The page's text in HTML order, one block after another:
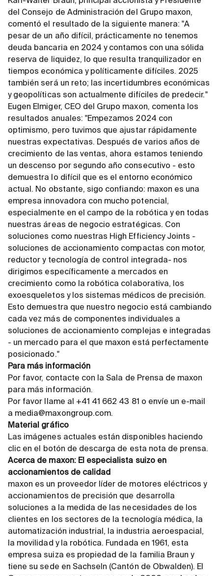
del Consejo de Administración del Grupo maxon,
comentó el resultado de la siguiente manera: "A
pesar de un año difícil, prácticamente no tenemos
deuda bancaria en 2024 y contamos con una sólida
reserva de liquidez, lo que resulta tranquilizador en
tiempos económica y políticamente difíciles. 2025
también será un reto; las incertidumbres económicas
y geopolíticas son actualmente difíciles de predecir."
Eugen Elmiger, CEO del Grupo maxon, comenta los
resultados anuales: "Empezamos 2024 con
optimismo, pero tuvimos que ajustar rápidamente
nuestras expectativas. Después de varios años de
crecimiento de las ventas, ahora estamos teniendo
un descenso por segundo año consecutivo - esto
demuestra lo difícil que es el entorno económico
actual. No obstante, sigo confiando: maxon es una
empresa innovadora con mucho potencial,
especialmente en el campo de la robótica y en todas
nuestras áreas de negocio estratégicas. Con
soluciones como nuestras High Efficiency Joints -
soluciones de accionamiento compactas con motor,
reductor y tecnología de control integrada- nos
dirigimos específicamente a mercados en
crecimiento como la robótica colaborativa, los
exoesqueletos y los sistemas médicos de precisión.
Esto demuestra que nuestro negocio está cambiando
cada vez más de componentes individuales a
soluciones de accionamiento complejas e integradas
- un mercado para el que maxon está perfectamente
posicionado."
Para más información
Por favor, contacte con la Sala de Prensa de maxon
para más información.
Por favor llame al +41 41 662 43 81 o envíe un e-mail
a media@maxongroup.com.
Material gráfico
Las imágenes actuales están disponibles haciendo
clic en el botón de descarga de esta nota de prensa.
Acerca de maxon: El especialista suizo en
accionamientos de calidad
maxon es un proveedor líder de motores eléctricos y
accionamientos de precisión que desarrolla
soluciones a la medida de las necesidades de los
clientes en los sectores de la tecnología médica, la
automatización industrial, la industria aeroespacial,
la movilidad y la robótica. Fundada en 1961, esta
empresa suiza es propiedad de la familia Braun y
tiene su sede en Sachseln (Cantón de Obwalden). El